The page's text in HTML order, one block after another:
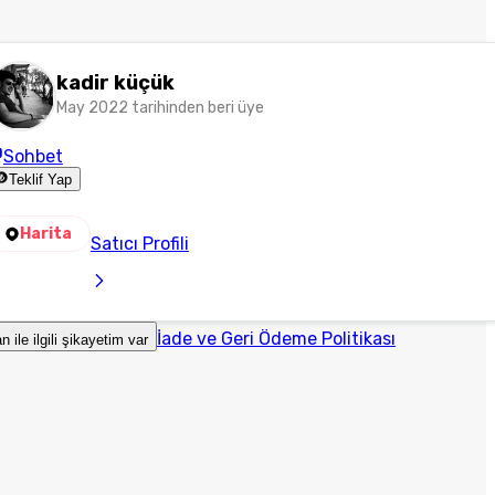
kadir küçük
May 2022 tarihinden beri üye
Sohbet
Teklif Yap
Harita Satıcı Profili
ile ilgili şikayetim var İade ve Geri Ödeme Politikası